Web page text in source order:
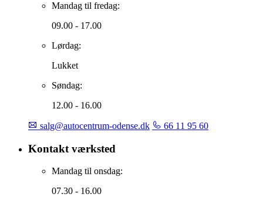
Mandag til fredag:
09.00 - 17.00
Lørdag:
Lukket
Søndag:
12.00 - 16.00
salg@autocentrum-odense.dk 66 11 95 60
Kontakt værksted
Mandag til onsdag:
07.30 - 16.00